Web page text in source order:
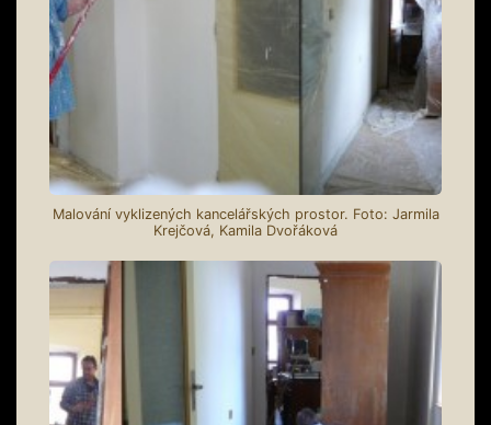
Malování vyklizených kancelářských prostor. Foto: Jarmila
Krejčová, Kamila Dvořáková